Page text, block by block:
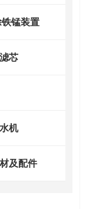
锰装置
芯
机
及配件